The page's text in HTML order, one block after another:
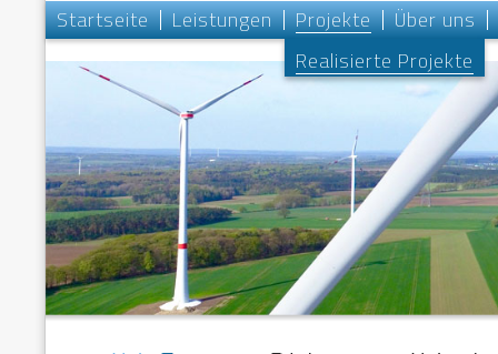
Startseite Leistungen
Projekte
Realisierte Projekte
Über uns